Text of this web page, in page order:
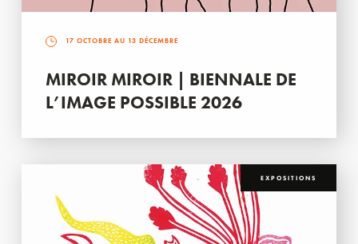
17 OCTOBRE AU 13 DÉCEMBRE
MIROIR MIROIR | BIENNALE DE
L’IMAGE POSSIBLE 2026
EXPOSITIONS